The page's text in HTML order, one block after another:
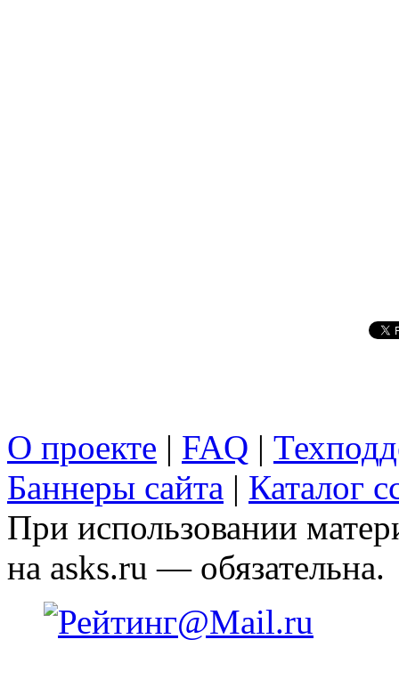
О проекте | FAQ |
Баннеры сайта | Каталог
При использовании
на asks.ru — обязательна.